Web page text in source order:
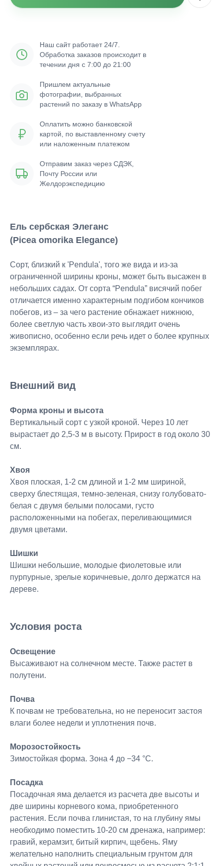
Наш сайт работает 24/7.
Обработка заказов происходит в
течении дня с 7:00 до 21:00
Пришлем актуальные
фотографии, выбранных
растений по заказу в WhatsApp
Отправим заказ через СДЭК,
Почту России или
Желдорэкспедицию
Оплатить можно банковской
картой, по выставленному счету
или наложенным платежом
Ель сербская Элеганс
(Picea omorika Elegance)
Сорт, близкий к 'Pendula', того же вида и из-за
ограниченной ширины кроны, может быть высажен в
небольших садах. От сорта “Pendula” висячий побег
отличается именно характерным подгибом кончиков
побегов, из – за чего растение обнажает нижнюю,
более светлую часть хвои-это выглядит очень
живописно, особенно если речь идет о более крупных
экземплярах.
Внешний вид
Форма кроны и высота
Вертикальный сорт с узкой кроной. Через 10 лет
вырастает до 2,5-3 м в высоту. Прирост в год около 30
см.
Хвоя
Хвоя плоская, 1-2 см длиной и 1-2 мм шириной,
сверху блестящая, темно-зеленая, снизу голубовато-
белая с двумя белыми полосами, густо
расположенными на побегах, переливающимися
двумя цветами.
Шишки
Шишки небольшие, молодые фиолетовые или
пурпурные, зрелые коричневые, долго держатся на
дереве.
Условия роста
Освещение
Высаживают на солнечном месте. Также растет в
полутени.
Почва
К почвам не требовательна, но не переносит застоя
влаги более недели и уплотнения почв.
Морозостойкость
Зимостойкая форма. Зона 4 до −34 °C.
Посадка
Посадочная яма делается из расчета две высоты и
две ширины корневого кома, приобретенного
растения. Если почва глинистая, то на глубину ямы
необходимо поместить 10-20 см дренажа, например:
гравий, керамзит, битый кирпич, щебень. Яму
желательно наполнить специальным грунтом для